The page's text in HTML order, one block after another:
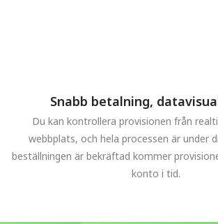
Snabb betalning,
Du kan kontrollera provisionen från
webbplats, och hela processen är under
beställningen är bekräftad kommer
konto i tid.